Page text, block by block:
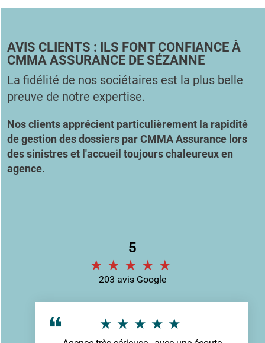
AVIS CLIENTS : ILS FONT CONFIANCE À
CMMA ASSURANCE DE SÉZANNE
La fidélité de nos sociétaires est la plus belle
preuve de notre expertise.
Nos clients apprécient particulièrement la rapidité
de gestion des dossiers par CMMA Assurance lors
des sinistres et l'accueil toujours chaleureux en
agence.
5
203 avis Google